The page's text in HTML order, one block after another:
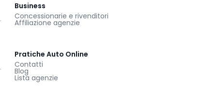
Business
Concessionarie e rivenditori
Affiliazione agenzie
Pratiche Auto Online
Contatti
Blog
Lista agenzie